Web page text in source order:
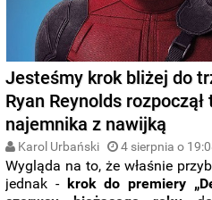
Jesteśmy krok bliżej do
Ryan Reynolds
najemnika z nawijką
Karol Urbański 4 sierpnia o
Wygląda na to, że właśnie
jednak - krok do premiery